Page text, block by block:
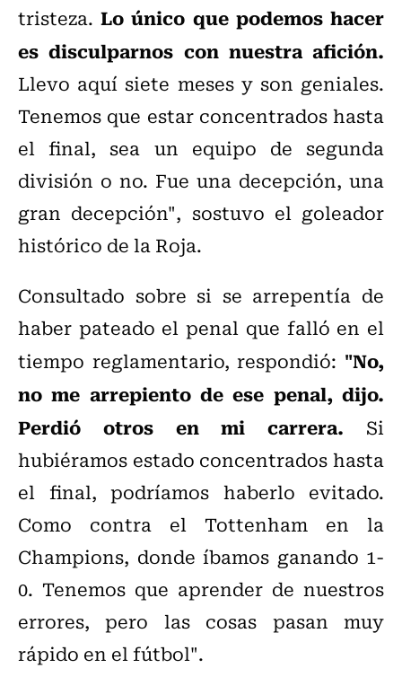
tristeza.Lo único que podemos hacer
es disculparnos con nuestra afición.
Llevo aquí siete meses y son geniales.
Tenemos que estar concentrados hasta
el final, sea un equipo de segunda
división o no. Fue una decepción, una
gran decepción", sostuvo el goleador
histórico de la Roja.
Consultado sobre si se arrepentía de
haber pateado el penal que falló en el
tiempo reglamentario, respondió: "No,
no me arrepiento de ese penal, dijo.
Perdió otros en mi carrera. Si
hubiéramos estado concentrados hasta
el final, podríamos haberlo evitado.
Como contra el Tottenham en la
Champions, donde íbamos ganando 1-
0. Tenemos que aprender de nuestros
errores, pero las cosas pasan muy
rápido en el fútbol".